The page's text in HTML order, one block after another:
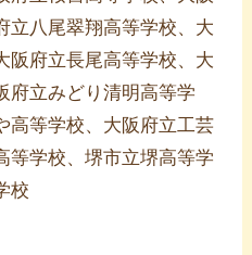
立八尾翠翔高等学校、大
阪府立長尾高等学校、大
府立みどり清明高等学
高等学校、大阪府立工芸
等学校、堺市立堺高等学
校